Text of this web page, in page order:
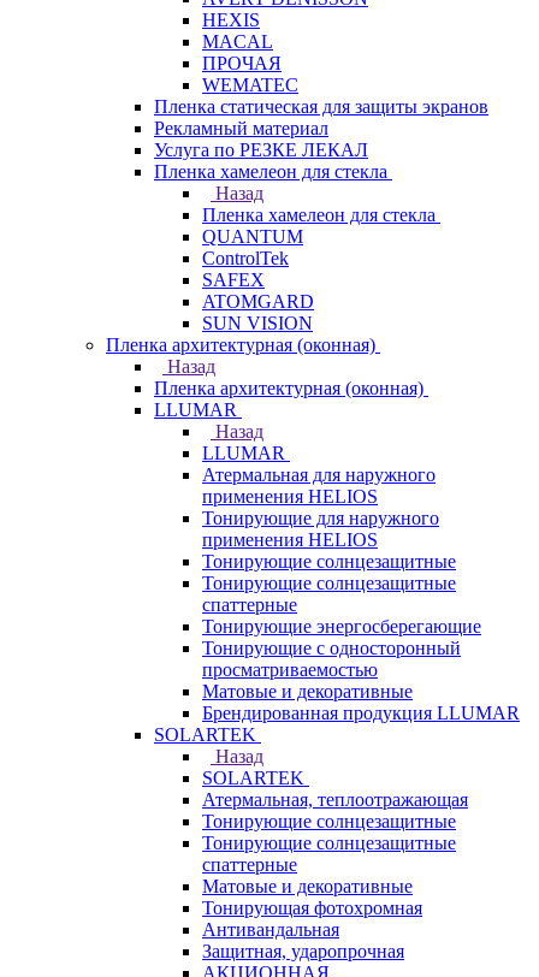
HEXIS
MACAL
ПРОЧАЯ
WEMATEC
Пленка статическая для защиты экранов
Рекламный материал
Услуга по РЕЗКЕ ЛЕКАЛ
Пленка хамелеон для стекла
Назад
Пленка хамелеон для стекла
QUANTUM
ControlTek
SAFEX
ATOMGARD
SUN VISION
Пленка архитектурная (оконная)
Назад
Пленка архитектурная (оконная)
LLUMAR
Назад
LLUMAR
Атермальная для наружного
применения HELIOS
Тонирующие для наружного
применения HELIOS
Тонирующие солнцезащитные
Тонирующие солнцезащитные
спаттерные
Тонирующие энергосберегающие
Тонирующие с односторонный
просматриваемостью
Матовые и декоративные
Брендированная продукция LLUMAR
SOLARTEK
Назад
SOLARTEK
Атермальная, теплоотражающая
Тонирующие солнцезащитные
Тонирующие солнцезащитные
спаттерные
Матовые и декоративные
Тонирующая фотохромная
Антивандальная
Защитная, ударопрочная
АКЦИОННАЯ